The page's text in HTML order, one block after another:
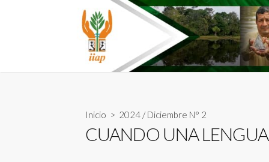
Inicio > 2024 /Diciembre N° 2
CUANDO UNA